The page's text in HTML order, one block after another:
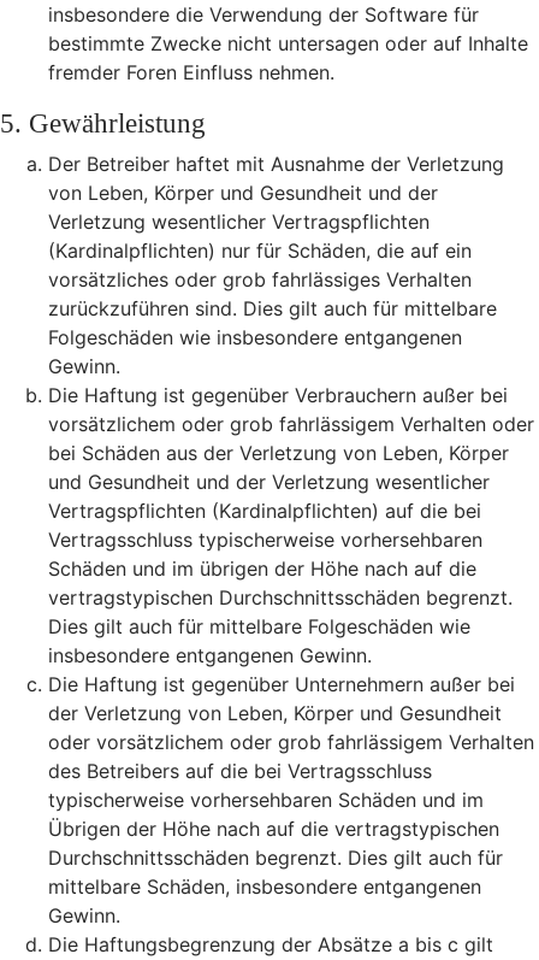
insbesondere die Verwendung der Software für
bestimmte Zwecke nicht untersagen oder auf Inhalte
fremder Foren Einfluss nehmen.
5. Gewährleistung
Der Betreiber haftet mit Ausnahme der Verletzung
von Leben, Körper und Gesundheit und der
Verletzung wesentlicher Vertragspflichten
(Kardinalpflichten) nur für Schäden, die auf ein
vorsätzliches oder grob fahrlässiges Verhalten
zurückzuführen sind. Dies gilt auch für mittelbare
Folgeschäden wie insbesondere entgangenen
Gewinn.
Die Haftung ist gegenüber Verbrauchern außer bei
vorsätzlichem oder grob fahrlässigem Verhalten oder
bei Schäden aus der Verletzung von Leben, Körper
und Gesundheit und der Verletzung wesentlicher
Vertragspflichten (Kardinalpflichten) auf die bei
Vertragsschluss typischerweise vorhersehbaren
Schäden und im übrigen der Höhe nach auf die
vertragstypischen Durchschnittsschäden begrenzt.
Dies gilt auch für mittelbare Folgeschäden wie
insbesondere entgangenen Gewinn.
Die Haftung ist gegenüber Unternehmern außer bei
der Verletzung von Leben, Körper und Gesundheit
oder vorsätzlichem oder grob fahrlässigem Verhalten
des Betreibers auf die bei Vertragsschluss
typischerweise vorhersehbaren Schäden und im
Übrigen der Höhe nach auf die vertragstypischen
Durchschnittsschäden begrenzt. Dies gilt auch für
mittelbare Schäden, insbesondere entgangenen
Gewinn.
Die Haftungsbegrenzung der Absätze a bis c gilt